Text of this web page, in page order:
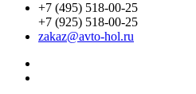
+7 (495) 518-00-25
+7 (925) 518-00-25
zakaz@avto-hol.ru